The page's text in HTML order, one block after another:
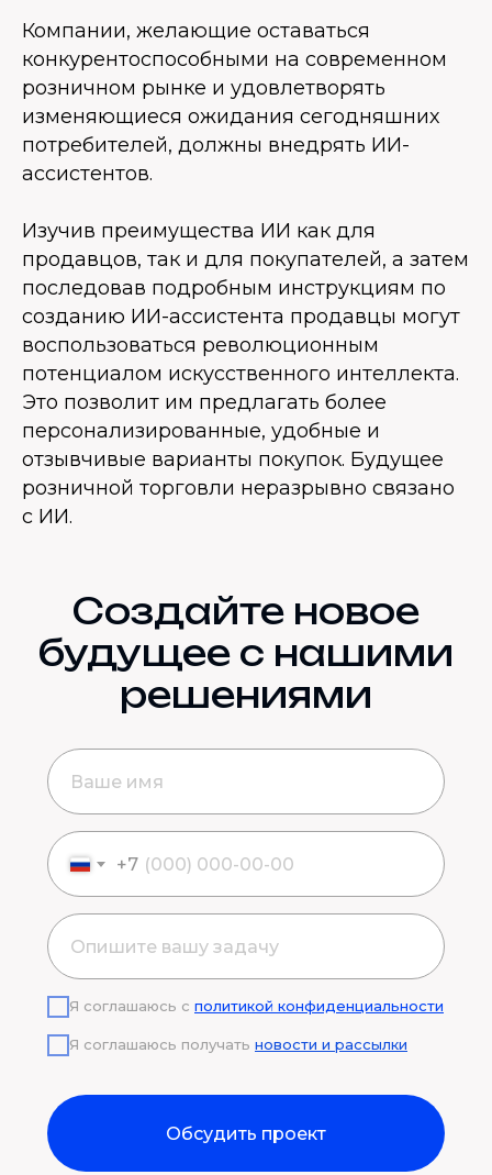
Компании, желающие оставаться
конкурентоспособными на современном
розничном рынке и удовлетворять
изменяющиеся ожидания сегодняшних
потребителей, должны внедрять ИИ-
ассистентов.
Изучив преимущества ИИ как для
продавцов, так и для покупателей, а затем
последовав подробным инструкциям по
созданию ИИ-ассистента продавцы могут
воспользоваться революционным
потенциалом искусственного интеллекта.
Это позволит им предлагать более
персонализированные, удобные и
отзывчивые варианты покупок. Будущее
розничной торговли неразрывно связано
с ИИ.
Создайте новое
будущее с нашими
решениями
+7
Я соглашаюсь с политикой конфиденциальности
Я соглашаюсь получать новости и рассылки
Обсудить проект